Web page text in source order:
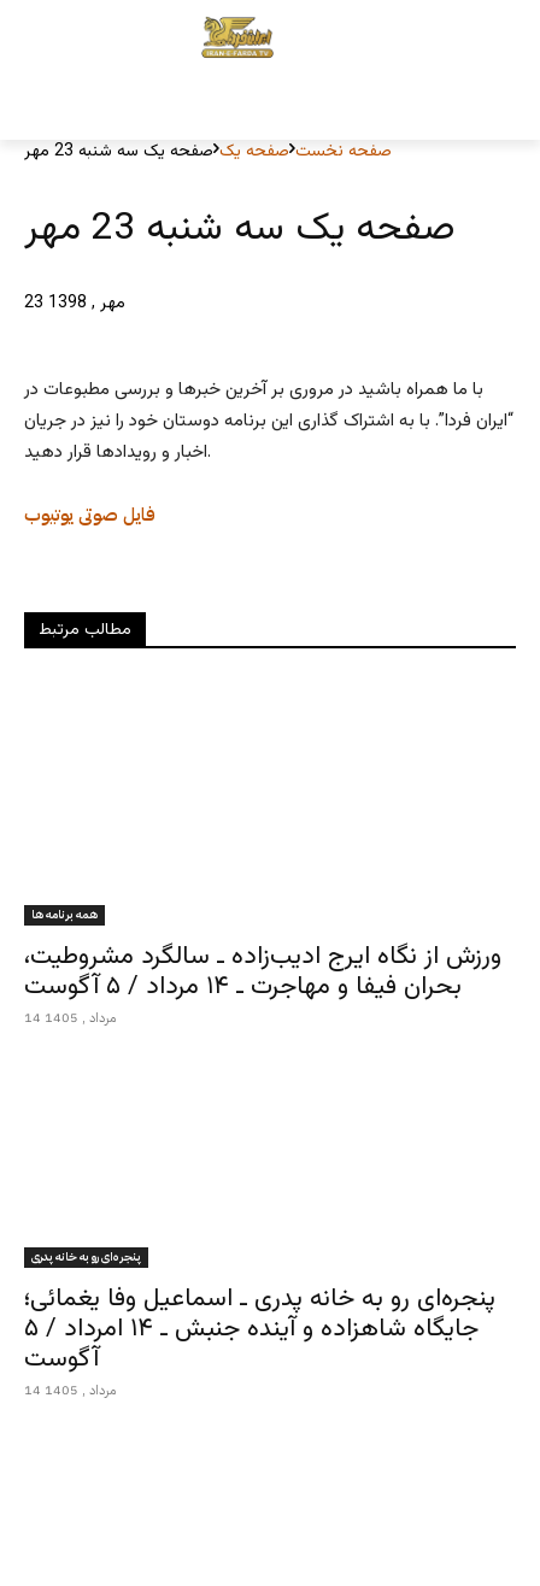
صفحه نخست صفحه یک صفحه یک سه شنبه 23 مهر
صفحه یک سه شنبه 23 مهر
23 مهر , 1398
با ما همراه باشید در مروری بر آخرین خبرها و بررسی مطبوعات در
“ایران فردا”. با به اشتراک گذاری این برنامه دوستان خود را نیز در جریان
اخبار و رویدادها قرار دهید.
یوتیوب فایل صوتی
مطالب مرتبط
همه برنامه ها
ورزش از نگاه ایرج ادیب‌زاده ـ سالگرد مشروطیت،
بحران فیفا و مهاجرت ـ ۱۴ مرداد / ۵ آگوست
14 مرداد , 1405
پنجره‌ای رو به خانه پدری
پنجره‌ای رو به خانه پدری ـ اسماعیل وفا یغمائی؛
جایگاه شاهزاده و آینده جنبش ـ ۱۴ امرداد / ۵
آگوست
14 مرداد , 1405